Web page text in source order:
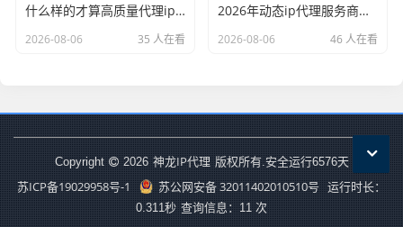
什么样的才算高质量代理ip？资深玩家总结了三个硬指标
2026-08-06 35 人在看
2026年动态ip代理服务商有哪些？这份清单建议收藏
2026-08-06 46 人在看
Copyright 2026 神龙IP代理 版权所有.安全运行6576天
苏ICP备19029958号-1 苏公网安备 32011402010510号 运行时长：
0.311秒 查询信息：11 次